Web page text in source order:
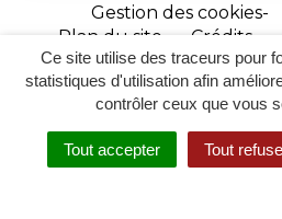
Ce site utilise des traceurs pour
statistiques d'utilisation afin
contrôler ceux que vous
Tout accepter Tout
RECHERCHER
Gestion des cookies
Plan du site
Crédits
Site
réalisé
par